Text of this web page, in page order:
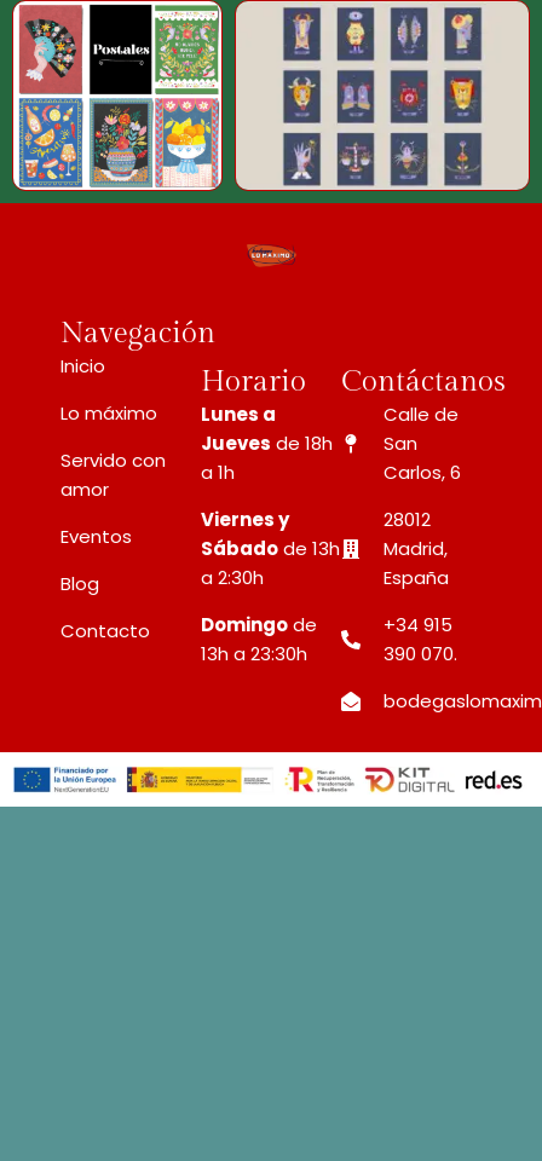
Navegación
Inicio
Lo máximo
Servido con
amor
Eventos
Blog
Contacto
Horario
Lunes a
Jueves de 18h
a 1h
Viernes y
Sábadode 13h
a 2:30h
Domingode
13h a 23:30h
Contáctanos
Calle de
San
Carlos, 6
28012
Madrid,
España
+34 915
390 070.